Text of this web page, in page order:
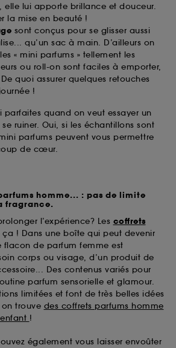
elle lui apporte brillance et douceur.
la mise en beauté !
sont conçus pour se glisser aussi
qu’un sac à main. D’ailleurs on
« mini parfums » tellement les
ou roll-on sont faciles à emporter,
quoi assurer quelques retouches
!
parfaites quand on veut essayer un
ruiner. Oui, si les échantillons sont
parfums peuvent vous permettre
de cœur.
homme... : pas de limite
fragrance.
l’expérience? Les coffrets
! Dans une boîte qui peut devenir
flacon de parfum femme est
corps ou visage, d’un produit de
Des contenus variés pour
parfum sensorielle et glamour.
limitées et font de très belles idées
on trouve des coffrets parfums homme
!
également vous laisser envoûter